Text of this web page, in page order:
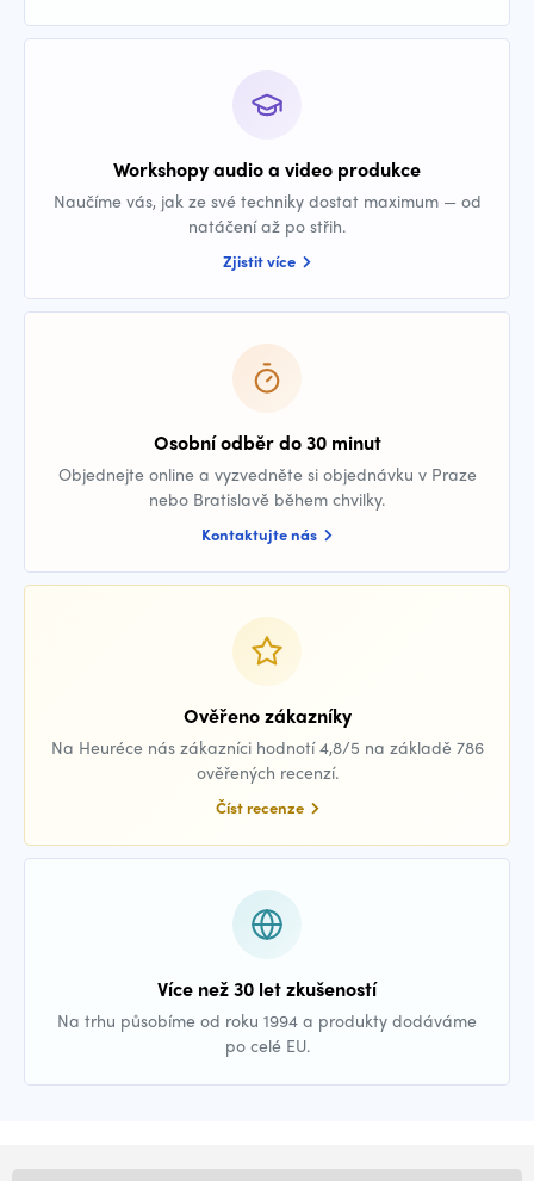
Workshopy audio a video produkce
Naučíme vás, jak ze své techniky dostat maximum — od
natáčení až po střih.
Zjistit více
Osobní odběr do 30 minut
Objednejte online a vyzvedněte si objednávku v Praze
nebo Bratislavě během chvilky.
Kontaktujte nás
Ověřeno zákazníky
Na Heuréce nás zákazníci hodnotí 4,8/5 na základě 786
ověřených recenzí.
Číst recenze
Více než 30 let zkušeností
Na trhu působíme od roku 1994 a produkty dodáváme
po celé EU.